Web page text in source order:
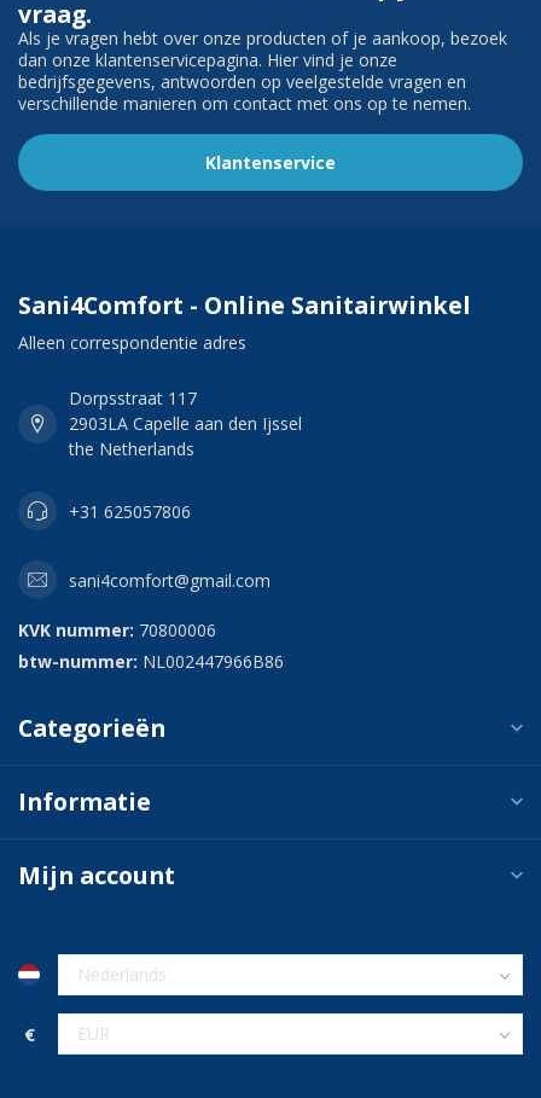
vraag.
Als je vragen hebt over onze producten of je aankoop, bezoek
dan onze klantenservicepagina. Hier vind je onze
bedrijfsgegevens, antwoorden op veelgestelde vragen en
verschillende manieren om contact met ons op te nemen.
Klantenservice
Sani4Comfort - Online Sanitairwinkel
Alleen correspondentie adres
Dorpsstraat 117
2903LA Capelle aan den Ijssel
the Netherlands
+31 625057806
sani4comfort@gmail.com
KVK nummer: 70800006
btw-nummer: NL002447966B86
Categorieën
Informatie
Mijn account
€